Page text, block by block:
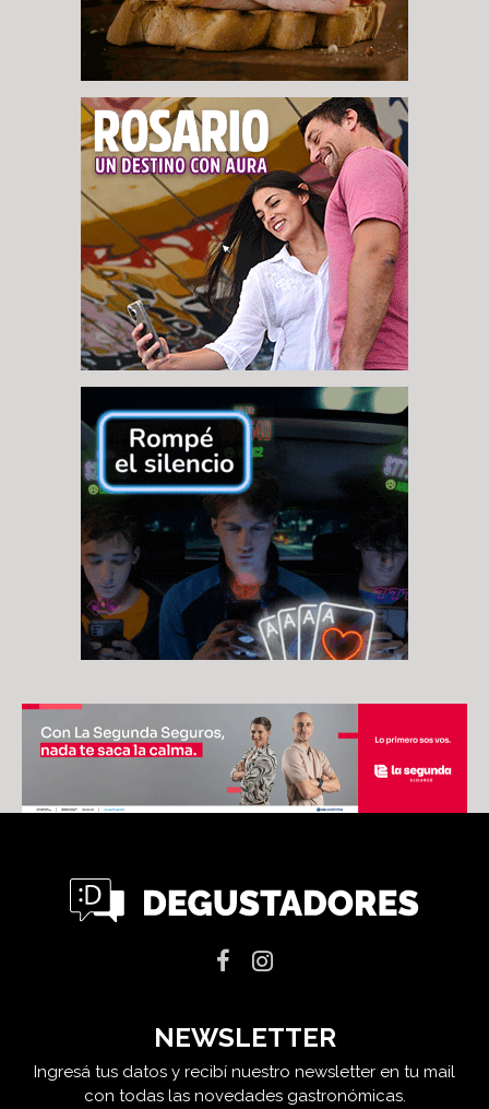
NEWSLETTER
Ingresá tus datos y recibí nuestro newsletter en tu mail
con todas las novedades gastronómicas.